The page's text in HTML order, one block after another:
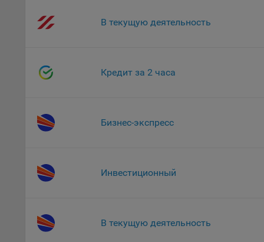
5.2.
их
В текущую деятельность
Кредит за 2 часа
Бизнес-экспресс
Инвестиционный
В текущую деятельность